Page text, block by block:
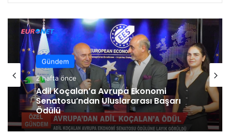
Gündem
2 hafta önce
Adil Koçalan’a Avrupa Ekonomi
Senatosu’ndan Uluslararası Başarı
Ödülü